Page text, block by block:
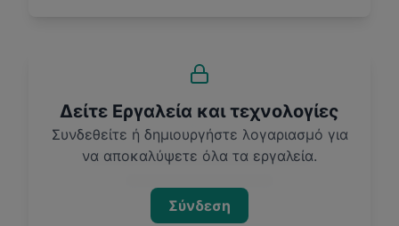
Δείτε Εργαλεία και τεχνολογίες
Συνδεθείτε ή δημιουργήστε λογαριασμό για
να αποκαλύψετε όλα τα εργαλεία.
Σύνδεση